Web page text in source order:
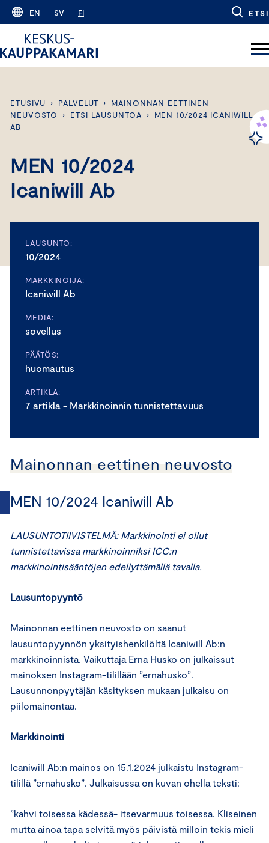
Skip
content
EN SV FI ETSI
ETUSIVU › PALVELUT ›
MAINONNAN EETTINEN
NEUVOSTO
› ETSI LAUSUNTOA ›
MEN 10/2024 ICANIWILL
AB
MEN 10/2024
Icaniwill Ab
LAUSUNTO:
10/2024
MARKKINOIJA:
Icaniwill Ab
MEDIA:
sovellus
PÄÄTÖS:
huomautus
ARTIKLA:
7 artikla - Markkinoinnin tunnistettavuus
Mainonnan eettinen neuvosto
MEN 10/2024 Icaniwill Ab
LAUSUNTOTIIVISTELMÄ: Markkinointi ei ollut
tunnistettavissa markkinoinniksi ICC:n
markkinointisääntöjen edellyttämällä tavalla.
Lausuntopyyntö
Mainonnan eettinen neuvosto on saanut
lausuntopyynnön yksityishenkilöltä Icaniwill Ab:n
markkinoinnista. Vaikuttaja Erna Husko on julkaissut
mainoksen Instagram-tilillään ”ernahusko”.
Lausunnonpyytäjän käsityksen mukaan julkaisu on
piilomainontaa.
Markkinointi
Icaniwill Ab:n mainos on 15.1.2024 julkaistu Instagram-
tilillä ”ernahusko”. Julkaisussa on kuvan ohella teksti:
”kahvi toisessa kädessä- itsevarmuus toisessa. Kliseinen
mutta ainoa tapa selvitä myös päivistä milloin tekis mieli